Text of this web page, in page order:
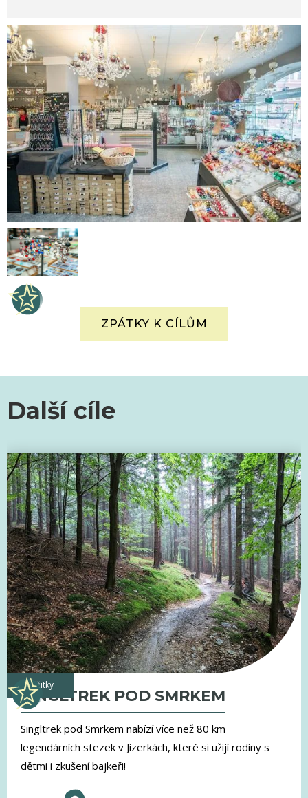
ZPÁTKY K CÍLŮM
Další cíle
zážitky
SINGLTREK POD SMRKEM
Singltrek pod Smrkem nabízí více než 80 km
legendárních stezek v Jizerkách, které si užijí rodiny s
dětmi i zkušení bajkeři!